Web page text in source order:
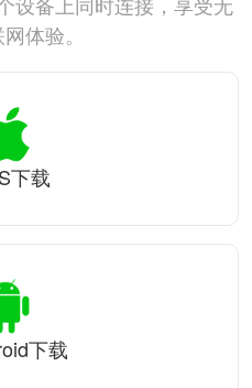
体验。
下载
下载